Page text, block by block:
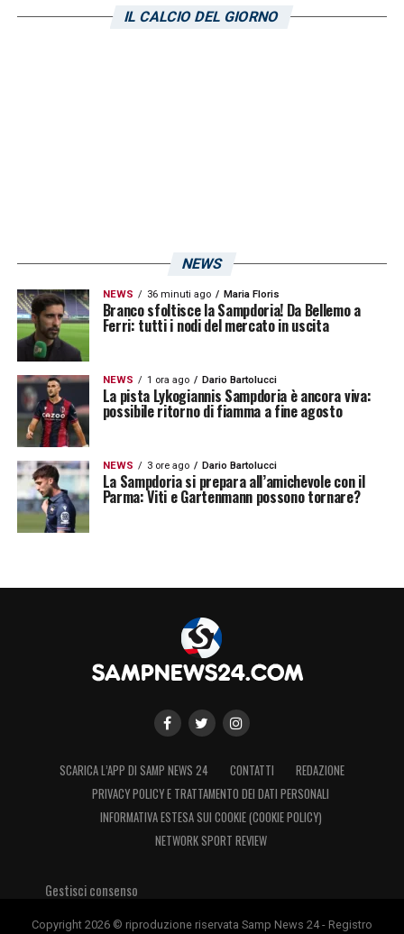
Manfredi anche al di fuori degli interessi
IL CALCIO DEL GIORNO
NEWS
NEWS 36 minuti ago Maria Floris
Branco sfoltisce la Sampdoria! Da Bellemo a
Ferri: tutti i nodi del mercato in uscita
NEWS 1 ora ago Dario Bartolucci
La pista Lykogiannis Sampdoria è ancora viva:
possibile ritorno di fiamma a fine agosto
NEWS 3 ore ago Dario Bartolucci
La Sampdoria si prepara all’amichevole con il
Parma: Viti e Gartenmann possono tornare?
SCARICA L’APP DI SAMP NEWS 24 CONTATTI
REDAZIONE
PRIVACY POLICY E TRATTAMENTO DEI DATI PERSONALI
INFORMATIVA ESTESA SUI COOKIE (COOKIE POLICY)
NETWORK SPORT REVIEW
Gestisci consenso
Copyright 2026 © riproduzione riservata Samp News 24 - Registro